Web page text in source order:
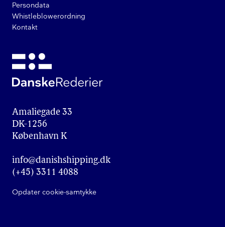
Amaliegade 33
DK-1256
København K
info@danishshipping.dk
(+45) 3311 4088
Opdater cookie-samtykke
Persondata
Whistleblowerordning
Kontakt